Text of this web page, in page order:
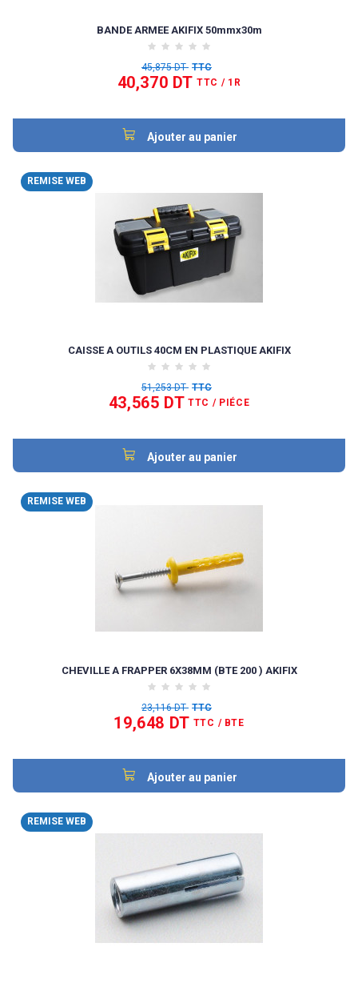
BANDE ARMEE AKIFIX 50mmx30m
45,875 DT TTC
40,370 DT TTC / 1R
Ajouter au panier
REMISE WEB
CAISSE A OUTILS 40CM EN PLASTIQUE AKIFIX
51,253 DT TTC
43,565 DT TTC / PIÉCE
Ajouter au panier
REMISE WEB
CHEVILLE A FRAPPER 6X38MM (BTE 200 ) AKIFIX
23,116 DT TTC
19,648 DT TTC / BTE
Ajouter au panier
REMISE WEB